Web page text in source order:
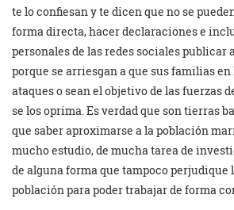
te lo confiesan y te dicen que no se
forma directa, hacer declaraciones e
personales de las redes sociales publicar
porque se arriesgan a que sus familias
ataques o sean el objetivo de las fuerzas
se los oprima. Es verdad que son tierras
que saber aproximarse a la población
mucho estudio, de mucha tarea de
de alguna forma que tampoco perjudique
población para poder trabajar de forma